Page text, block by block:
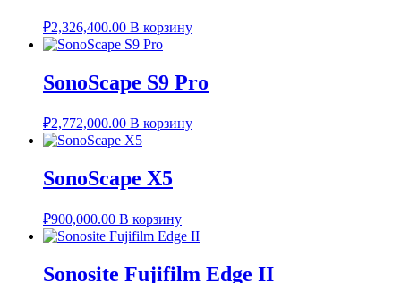
₽2,326,400.00 В корзину
SonoScape S9 Pro
₽2,772,000.00 В корзину
SonoScape X5
₽900,000.00 В корзину
Sonosite Fujifilm Edge II